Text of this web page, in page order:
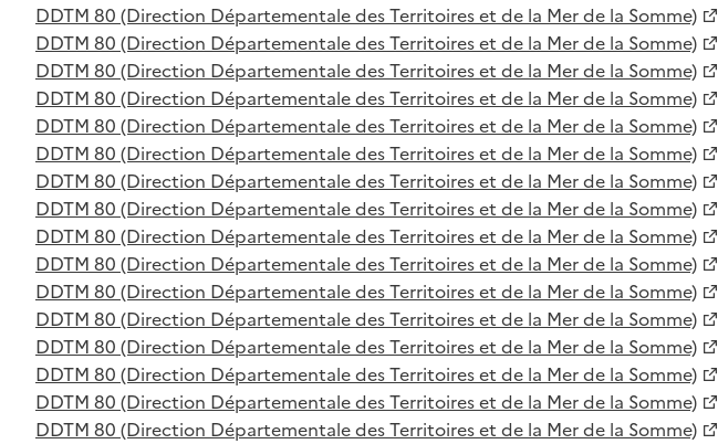
DDTM 80 (Direction Départementale des Territoires et de la Mer de la Somme)
DDTM 80 (Direction Départementale des Territoires et de la Mer de la Somme)
DDTM 80 (Direction Départementale des Territoires et de la Mer de la Somme)
DDTM 80 (Direction Départementale des Territoires et de la Mer de la Somme)
DDTM 80 (Direction Départementale des Territoires et de la Mer de la Somme)
DDTM 80 (Direction Départementale des Territoires et de la Mer de la Somme)
DDTM 80 (Direction Départementale des Territoires et de la Mer de la Somme)
DDTM 80 (Direction Départementale des Territoires et de la Mer de la Somme)
DDTM 80 (Direction Départementale des Territoires et de la Mer de la Somme)
DDTM 80 (Direction Départementale des Territoires et de la Mer de la Somme)
DDTM 80 (Direction Départementale des Territoires et de la Mer de la Somme)
DDTM 80 (Direction Départementale des Territoires et de la Mer de la Somme)
DDTM 80 (Direction Départementale des Territoires et de la Mer de la Somme)
DDTM 80 (Direction Départementale des Territoires et de la Mer de la Somme)
DDTM 80 (Direction Départementale des Territoires et de la Mer de la Somme)
DDTM 80 (Direction Départementale des Territoires et de la Mer de la Somme)